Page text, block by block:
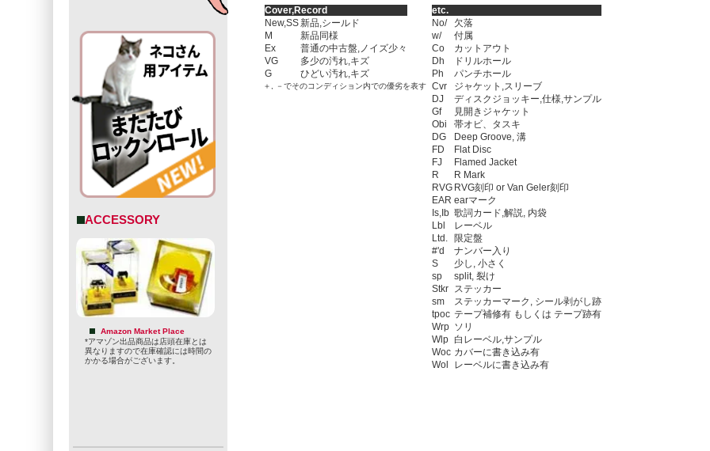
ACCESSORY
Amazon Market Place
*アマゾン出品商品は店頭在庫とは
異なりますので在庫確認には時間の
かかる場合がございます。
Cover,Record
New,SS新品,シールド
M
新品同様
Ex
普通の中古盤,ノイズ少々
VG
多少の汚れ,キズ
G
ひどい汚れ,キズ
＋, －でそのコンディション内での優劣を表す
etc.
No/
欠落
w/
付属
Co
カットアウト
Dh
ドリルホール
Ph
パンチホール
Cvr
ジャケット,スリーブ
DJ
ディスクジョッキー,仕様,サンプル
Gf
見開きジャケット
Obi
帯オビ、タスキ
DG
Deep Groove, 溝
FD
Flat Disc
FJ
Flamed Jacket
R
R Mark
RVG RVG刻印 or Van Geler刻印
EAR earマーク
Is,Ib 歌詞カード,解説, 内袋
Lbl
レーベル
Ltd.
限定盤
#'d
ナンバー入り
S
少し, 小さく
sp
split, 裂け
Stkr ステッカー
sm
ステッカーマーク, シール剥がし跡
tpoc テープ補修有 もしくは テープ跡有
Wrp ソリ
Wlp 白レーベル,サンプル
Woc カバーに書き込み有
Wol
レーベルに書き込み有